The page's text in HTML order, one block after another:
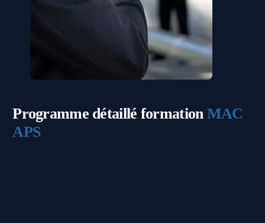
Programme détaillé formation MAC
APS